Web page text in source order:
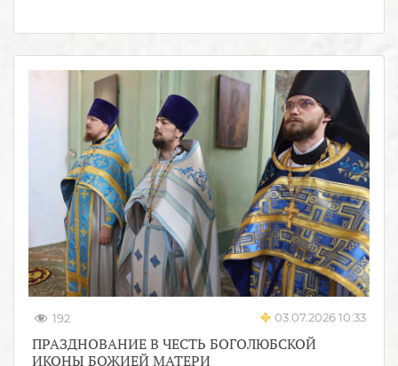
192 03.07.2026 10:33
ПРАЗДНОВАНИЕ В ЧЕСТЬ БОГОЛЮБСКОЙ
ИКОНЫ БОЖИЕЙ МАТЕРИ